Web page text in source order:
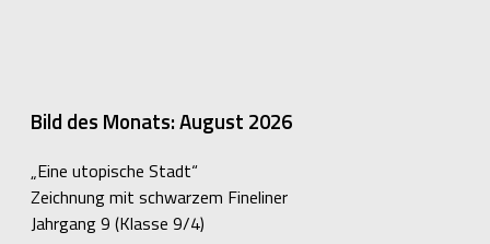
Bild des Monats: August 2026
„Eine utopische Stadt“
Zeichnung mit schwarzem Fineliner
Jahrgang 9 (Klasse 9/4)